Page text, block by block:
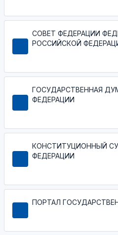
СОВЕТ ФЕДЕРАЦИИ
РОССИЙСКОЙ
ГОСУДАРСТВЕННАЯ
ФЕДЕРАЦИИ
КОНСТИТУЦИОННЫЙ
ФЕДЕРАЦИИ
ПОРТАЛ